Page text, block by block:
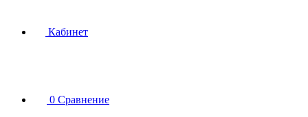
Кабинет
0 Сравнение